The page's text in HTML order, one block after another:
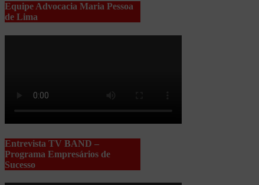
Equipe Advocacia Maria Pessoa
de Lima
Entrevista TV BAND –
Programa Empresários de
Sucesso